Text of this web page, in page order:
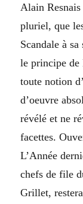
Alain
pluriel, que
Scandale à
le principe de
toute notion
d’oeuvre
révélé et ne
facettes.
L’Année
chefs de file
Grillet,